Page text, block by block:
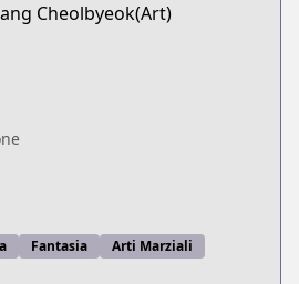
Cheolbyeok(Art)
Fantasia Arti Marziali